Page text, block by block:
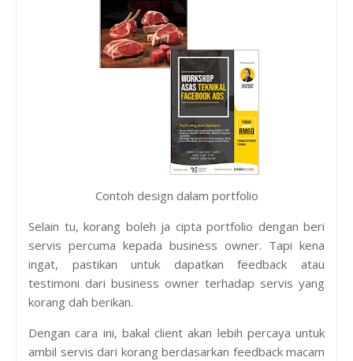
Contoh design dalam portfolio
Selain tu, korang boleh ja cipta portfolio dengan beri
servis percuma kepada business owner. Tapi kena
ingat, pastikan untuk dapatkan feedback atau
testimoni dari business owner terhadap servis yang
korang dah berikan.
Dengan cara ini, bakal client akan lebih percaya untuk
ambil servis dari korang berdasarkan feedback macam